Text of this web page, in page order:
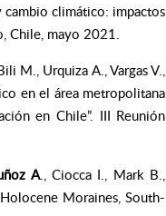
cambio climático: impactos
Chile, mayo 2021.
M., Urquiza A., Vargas V.,
en el área metropolitana
en Chile”. III Reunión
A., Ciocca I., Mark B.,
Moraines, South-